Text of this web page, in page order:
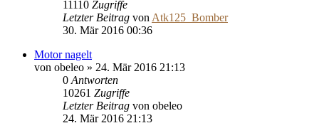
11110 Zugriffe
Letzter Beitrag von Atk125_Bomber
30. Mär 2016 00:36
Motor nagelt
von obeleo » 24. Mär 2016 21:13
0 Antworten
10261 Zugriffe
Letzter Beitrag von obeleo
24. Mär 2016 21:13